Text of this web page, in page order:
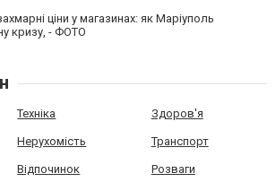
ціни у магазинах: як Маріуполь
кризу, - ФОТО
Техніка Здоров'я
Нерухомість Транспорт
Відпочинок Розваги